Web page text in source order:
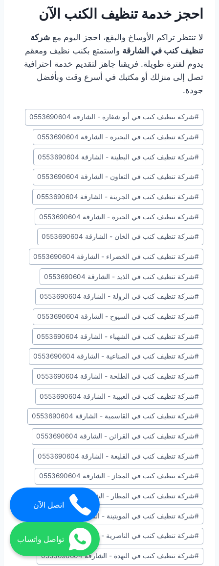
احجز خدمة تنظيف الكنب الآن
لا تنتظر تراكم الأوساخ والبقع، احجز اليوم مع شركة
تنظيف كنب في الشارقة واستمتع بكنب نظيف ومعقم
يدوم لفترة طويلة. فريقنا جاهز لتقديم خدمة احترافية
تصل إلى منزلك أو مكتبك في أسرع وقت وبأفضل
جودة.
وسوم
المقال:
#شركة تنظيف كنب في أبو شغارة - الشارقة 0553690604
#شركة تنظيف كنب في البحيرة - الشارقة 0553690604
#شركة تنظيف كنب في البطينة - الشارقة 0553690604
#شركة تنظيف كنب في التعاون - الشارقة 0553690604
#شركة تنظيف كنب في الجرينة - الشارقة 0553690604
#شركة تنظيف كنب في الحيرة - الشارقة 0553690604
#شركة تنظيف كنب في الخان - الشارقة 0553690604
#شركة تنظيف كنب في الخضراء - الشارقة 0553690604
#شركة تنظيف كنب في الذيد - الشارقة 0553690604
#شركة تنظيف كنب في الرولة - الشارقة 0553690604
#شركة تنظيف كنب في السيوح - الشارقة 0553690604
#شركة تنظيف كنب في الشهباء - الشارقة 0553690604
#شركة تنظيف كنب في الصناعية - الشارقة 0553690604
#شركة تنظيف كنب في الطلحة - الشارقة 0553690604
#شركة تنظيف كنب في الغبيبة - الشارقة 0553690604
#شركة تنظيف كنب في القاسمية - الشارقة 0553690604
#شركة تنظيف كنب في القرائن - الشارقة 0553690604
#شركة تنظيف كنب في القليعة - الشارقة 0553690604
#شركة تنظيف كنب في المجاز - الشارقة 0553690604
#شركة تنظيف كنب في المطار - الشارقة 0553690604
#شركة تنظيف كنب في المويتينة - الشارقة 0553690604
#شركة تنظيف كنب في الناصرية - الشارقة 0553690604
#شركة تنظيف كنب في النهدة - الشارقة 0553690604
اتصل الآن
تواصل واتساب